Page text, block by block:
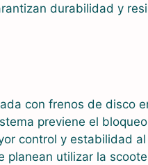
durabilidad y
con frenos de disco
previene el
control y estabilidad al
planean utilizar la